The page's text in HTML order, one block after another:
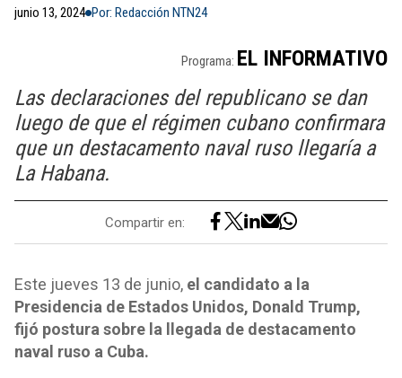
junio 13, 2024 Por: Redacción NTN24
Programa: EL INFORMATIVO
Las declaraciones del republicano se dan
luego de que el régimen cubano confirmara
que un destacamento naval ruso llegaría a
La Habana.
Compartir en:
Este jueves 13 de junio, el candidato a la
Presidencia de Estados Unidos, Donald Trump,
fijó postura sobre la llegada de destacamento
naval ruso a Cuba.